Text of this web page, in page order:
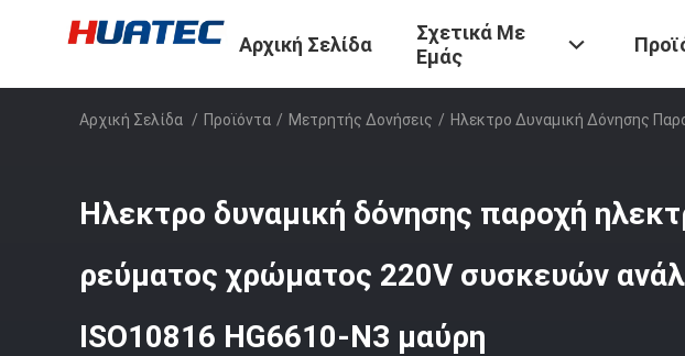
Αρχική Σελίδα
Σχετικά Με
Εμάς
Αρχική Σελίδα / Προϊόντα / Μετρητής Δονήσεις / Ηλεκτρο Δυναμική Δόνησης
Ηλεκτρο δυναμική δόνησης παροχή
ρεύματος χρώματος 220V συσκευών
ISO10816 HG6610-N3 μαύρη